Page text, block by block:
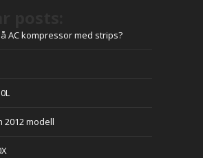
AC kompressor med strips?
2012 modell